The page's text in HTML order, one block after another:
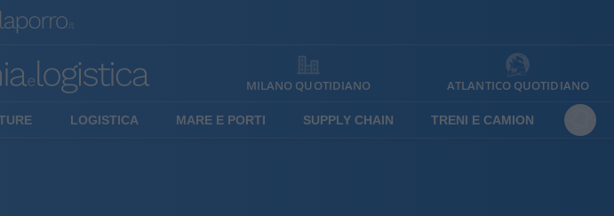
MILANO QUOTIDIANO ATLANTICO QUOTIDIANO
LOGISTICA MARE E PORTI SUPPLY CHAIN TRENI E CAMION